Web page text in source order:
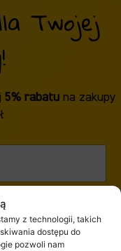
z technologii, takich
dostępu do
pozwoli nam
Twojej
5% rabatu na zakupy